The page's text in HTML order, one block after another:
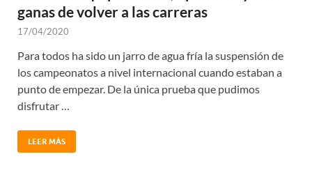
ganas de volver a las carreras
17/04/2020
Para todos ha sido un jarro de agua fría la suspensión de
los campeonatos a nivel internacional cuando estaban a
punto de empezar. De la única prueba que pudimos
disfrutar …
LEER MÁS